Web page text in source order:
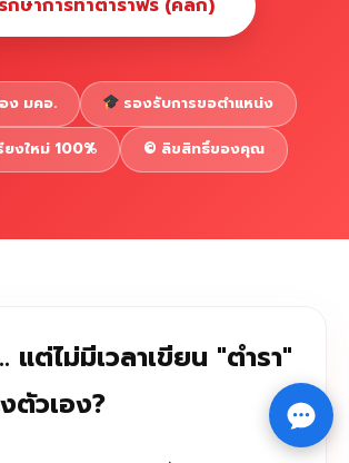
2026 รับทำวิจัย รับทำวิทยานิพนธ์ รับทำ
นิพนธ์ ทักไลน์ @impressedu
⇧
กษาการทำตำราฟรี (คลิก)
ง มคอ. รองรับการขอตำแหน่ง
ยงใหม่ 100% ©️ ลิขสิทธิ์ของคุณ
แต่ไม่มีเวลาเขียน "ตำรา"
ตัวเอง?